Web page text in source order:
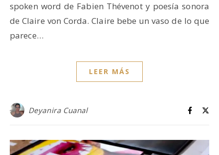
spoken word de Fabien Thévenot y poesía sonora
de Claire von Corda. Claire bebe un vaso de lo que
parece…
LEER MÁS
Deyanira Cuanal